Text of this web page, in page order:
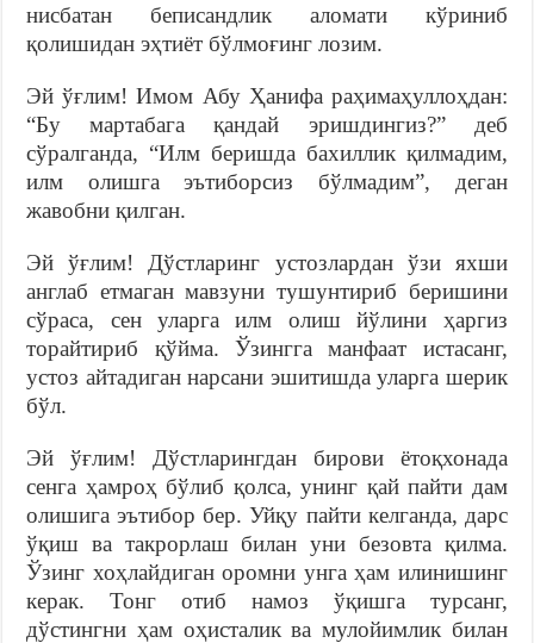
нисбатан беписандлик аломати кўриниб
қолишидан эҳтиёт бўлмоғинг лозим.
Эй ўғлим! Имом Абу Ҳанифа раҳимаҳуллоҳдан:
“Бу мартабага қандай эришдингиз?” деб
сўралганда, “Илм беришда бахиллик қилмадим,
илм олишга эътиборсиз бўлмадим”, деган
жавобни қилган.
Эй ўғлим! Дўстларинг устозлардан ўзи яхши
англаб етмаган мавзуни тушунтириб беришини
сўраса, сен уларга илм олиш йўлини ҳаргиз
торайтириб қўйма. Ўзингга манфаат истасанг,
устоз айтадиган нарсани эшитишда уларга шерик
бўл.
Эй ўғлим! Дўстларингдан бирови ётоқхонада
сенга ҳамроҳ бўлиб қолса, унинг қай пайти дам
олишига эътибор бер. Уйқу пайти келганда, дарс
ўқиш ва такрорлаш билан уни безовта қилма.
Ўзинг хоҳлайдиган оромни унга ҳам илинишинг
керак. Тонг отиб намоз ўқишга турсанг,
дўстингни ҳам оҳисталик ва мулойимлик билан